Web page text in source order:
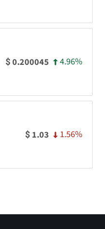
$0.200045 4.96%
$ 1.03 1.56%